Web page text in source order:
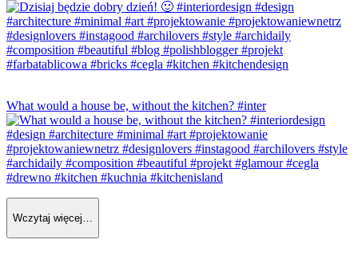
What would a house be, without the kitchen? #inter
Wczytaj więcej…